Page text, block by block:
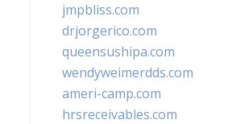
jmpbliss.com
drjorgerico.com
queensushipa.com
wendyweimerdds.com
ameri-camp.com
hrsreceivables.com